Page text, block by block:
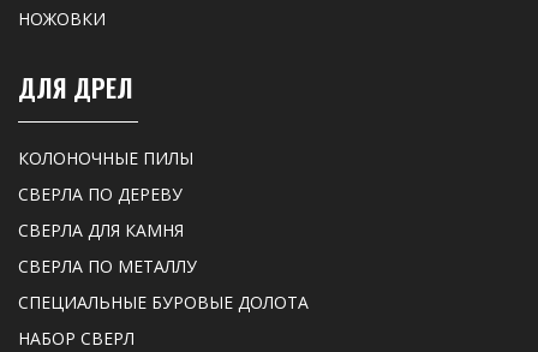
НОЖОВКИ
ДЛЯ ДРЕЛ
КОЛОНОЧНЫЕ ПИЛЫ
СВЕРЛА ПО ДЕРЕВУ
СВЕРЛА ДЛЯ КАМНЯ
СВЕРЛА ПО МЕТАЛЛУ
СПЕЦИАЛЬНЫЕ БУРОВЫЕ ДОЛОТА
НАБОР СВЕРЛ